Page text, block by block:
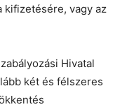
kifizetésére, vagy az
Hivatal
két és félszeres